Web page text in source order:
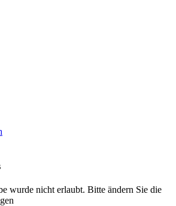
wurde nicht erlaubt. Bitte ändern Sie die